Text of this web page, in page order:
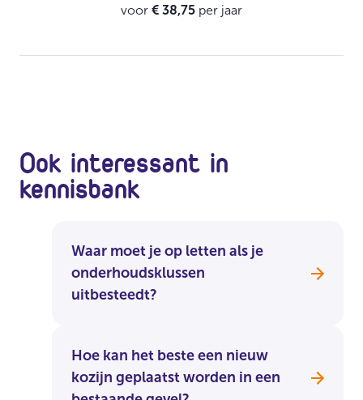
voor € 38,75 per jaar
Ook interessant in
kennisbank
Waar moet je op letten als je
onderhoudsklussen
uitbesteedt?
Hoe kan het beste een nieuw
kozijn geplaatst worden in een